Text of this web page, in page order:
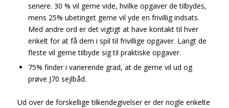
senere. 30 % vil gerne vide, hvilke opgaver de tilbydes,
mens 25% ubetinget gerne vil yde en frivillig indsats.
Med andre ord er det vigtigt at have kontakt til hver
enkelt for at få dem i spil til frivillige opgaver. Langt de
fleste vil gerne tilbyde sig til praktiske opgaver.
75% finder i varierende grad, at de gerne vil ud og
prøve J70 sejlbåd.
Ud over de forskellige tilkendegivelser er der nogle enkelte